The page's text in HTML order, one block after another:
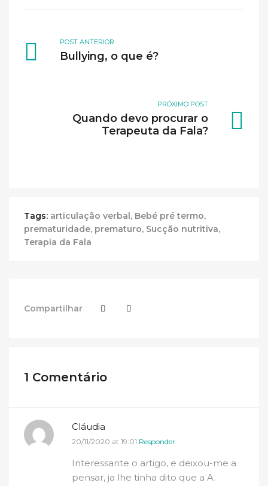
POST ANTERIOR
Bullying, o que é?
PRÓXIMO POST
Quando devo procurar o
Terapeuta da Fala?
Tags: articulação verbal, Bebé pré termo,
prematuridade, prematuro, Sucção nutritiva,
Terapia da Fala
Compartilhar
1 Comentário
Cláudia
20/11/2020 at 19:01 Responder
Interessante o artigo, e deixou-me a
pensar, ja lhe tinha dito que a A.